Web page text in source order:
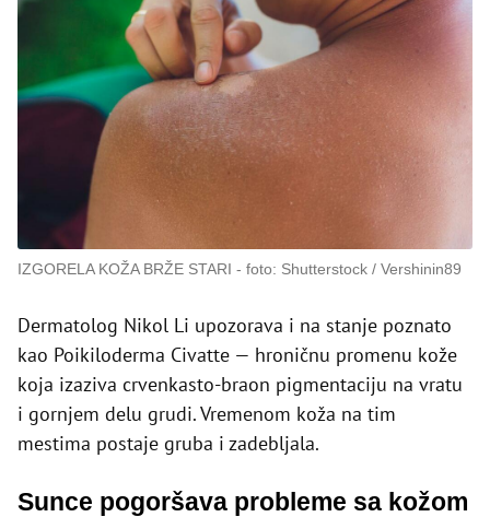
IZGORELA KOŽA BRŽE STARI foto: Shutterstock / Vershinin89
Dermatolog Nikol Li upozorava i na stanje poznato
kao Poikiloderma Civatte — hroničnu promenu kože
koja izaziva crvenkasto-braon pigmentaciju na vratu
i gornjem delu grudi. Vremenom koža na tim
mestima postaje gruba i zadebljala.
Sunce pogoršava probleme sa kožom